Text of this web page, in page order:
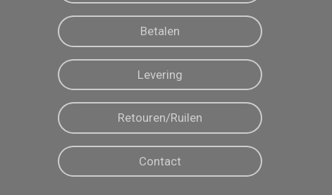
Betalen
Levering
Retouren/Ruilen
Contact